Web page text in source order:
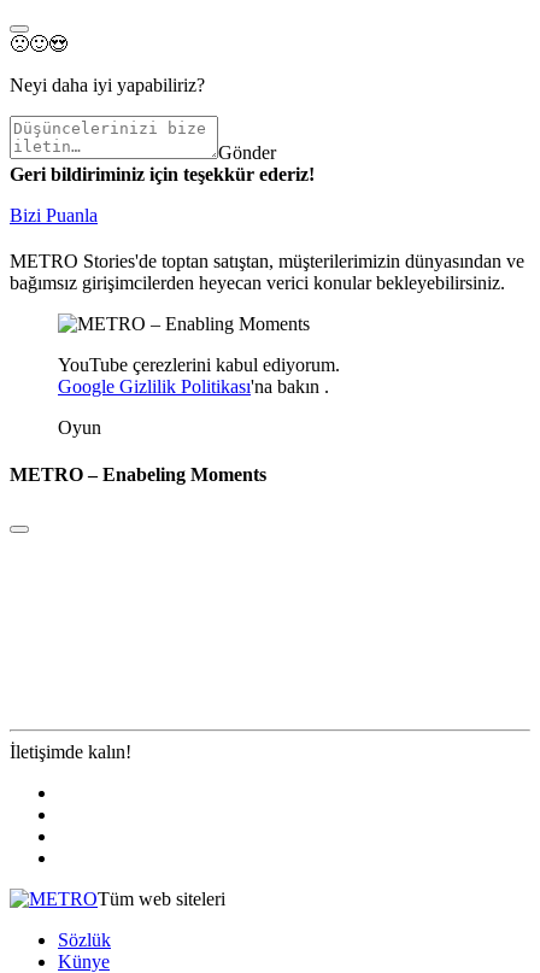
🙁🙂😍
Neyi daha iyi yapabiliriz?
Gönder
Geri bildiriminiz için teşekkür ederiz!
Bizi Puanla
METRO Stories'de toptan satıştan, müşterilerimizin dünyasından ve
bağımsız girişimcilerden heyecan verici konular bekleyebilirsiniz.
YouTube çerezlerini kabul ediyorum.
Google Gizlilik Politikası'na bakın .
Oyun
METRO – Enabeling Moments
İletişimde kalın!
Tüm web siteleri
Sözlük
Künye